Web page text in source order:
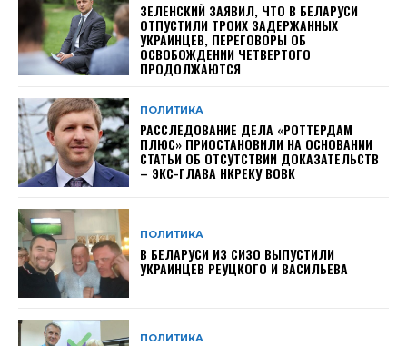
ЗЕЛЕНСКИЙ ЗАЯВИЛ, ЧТО В БЕЛАРУСИ
ОТПУСТИЛИ ТРОИХ ЗАДЕРЖАННЫХ
УКРАИНЦЕВ, ПЕРЕГОВОРЫ ОБ
ОСВОБОЖДЕНИИ ЧЕТВЕРТОГО
ПРОДОЛЖАЮТСЯ
ПОЛИТИКА
РАССЛЕДОВАНИЕ ДЕЛА «РОТТЕРДАМ
ПЛЮС» ПРИОСТАНОВИЛИ НА ОСНОВАНИИ
СТАТЬИ ОБ ОТСУТСТВИИ ДОКАЗАТЕЛЬСТВ
– ЭКС-ГЛАВА НКРЕКУ ВОВК
ПОЛИТИКА
В БЕЛАРУСИ ИЗ СИЗО ВЫПУСТИЛИ
УКРАИНЦЕВ РЕУЦКОГО И ВАСИЛЬЕВА
ПОЛИТИКА